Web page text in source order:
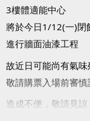
3樓體適能中心
將於今日1/12(一)閉
進行牆面油漆工程
故近日可能尚有氣味
敬請購票入場前審慎
造成不便，敬請見諒